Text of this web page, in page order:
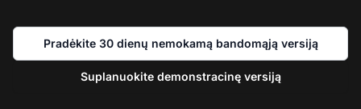
Pradėkite 30 dienų nemokamą bandomąją versiją
Suplanuokite demonstracinę versiją